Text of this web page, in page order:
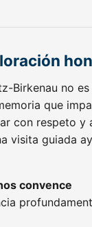
Birkenau no
que
con respeto y
visita guiada
convence